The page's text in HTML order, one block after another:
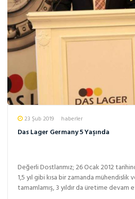
23 Şub 2019 haberler
Das Lager Germany 5 Yaşında
Değerli Dostlarımız; 26 Ocak 2012 tarihinde kurulan şirketimiz;
1,5 yıl gibi kısa bir zamanda mühendislik
tamamlamış, 3 yıldır da üretime devam